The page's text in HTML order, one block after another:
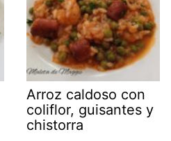
Arroz caldoso con
coliflor, guisantes y
chistorra